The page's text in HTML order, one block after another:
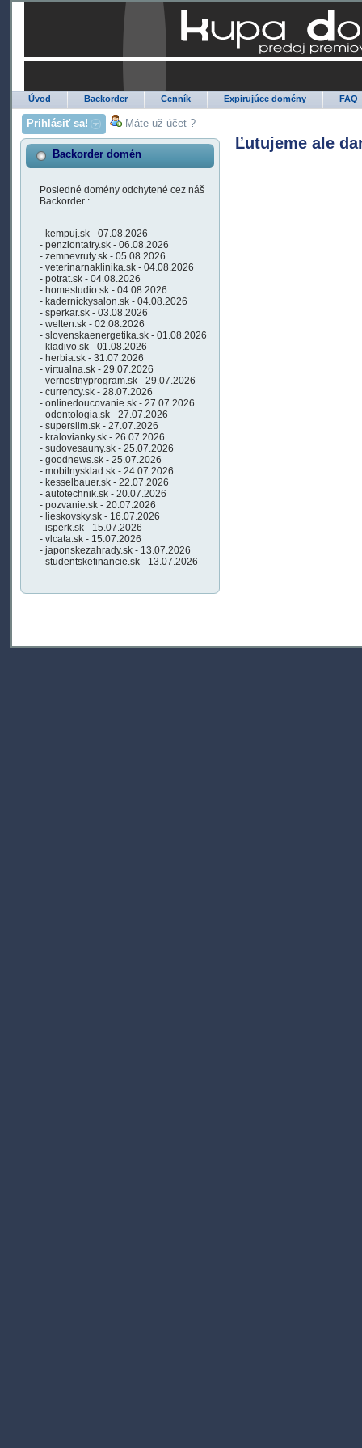
Úvod Backorder Cenník Expirujúce domény FAQ
Prihlásiť sa! Máte už účet ?
Backorder domén
Posledné domény odchytené cez náš
Backorder :
- kempuj.sk - 07.08.2026
- penziontatry.sk - 06.08.2026
- zemnevruty.sk - 05.08.2026
- veterinarnaklinika.sk - 04.08.2026
- potrat.sk - 04.08.2026
- homestudio.sk - 04.08.2026
- kadernickysalon.sk - 04.08.2026
- sperkar.sk - 03.08.2026
- welten.sk - 02.08.2026
- slovenskaenergetika.sk - 01.08.2026
- kladivo.sk - 01.08.2026
- herbia.sk - 31.07.2026
- virtualna.sk - 29.07.2026
- vernostnyprogram.sk - 29.07.2026
- currency.sk - 28.07.2026
- onlinedoucovanie.sk - 27.07.2026
- odontologia.sk - 27.07.2026
- superslim.sk - 27.07.2026
- kralovianky.sk - 26.07.2026
- sudovesauny.sk - 25.07.2026
- goodnews.sk - 25.07.2026
- mobilnysklad.sk - 24.07.2026
- kesselbauer.sk - 22.07.2026
- autotechnik.sk - 20.07.2026
- pozvanie.sk - 20.07.2026
- lieskovsky.sk - 16.07.2026
- isperk.sk - 15.07.2026
- vlcata.sk - 15.07.2026
- japonskezahrady.sk - 13.07.2026
- studentskefinancie.sk - 13.07.2026
Ľutujeme ale